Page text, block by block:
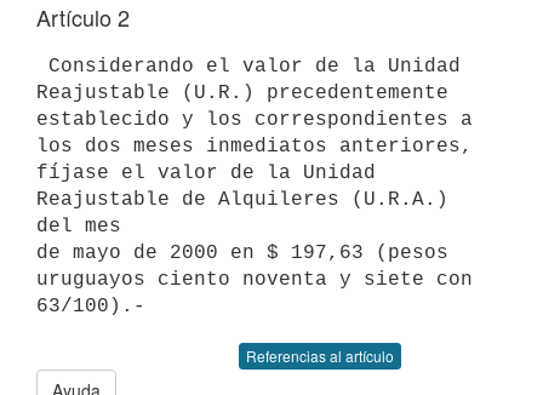
Artículo 2
Reajustable (U.R.) precedentemente
establecido y los correspondientes a
los dos meses inmediatos anteriores,
fíjase el valor de la Unidad
Reajustable de Alquileres (U.R.A.)
del mes
de mayo de 2000 en $ 197,63 (pesos
uruguayos ciento noventa y siete con
Referencias al artículo
Ayuda